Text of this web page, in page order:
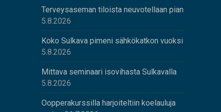
Terveysaseman tiloista neuvotellaan pian
5.8.2026
Koko Sulkava pimeni sähkökatkon vuoksi
5.8.2026
Mittava seminaari isovihasta Sulkavalla
5.8.2026
Oopperakurssilla harjoiteltiin koelauluja